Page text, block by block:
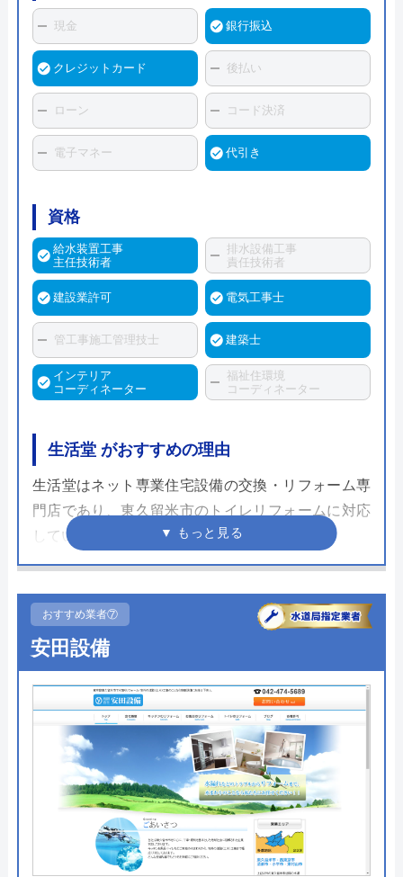
現金 銀行振込
クレジットカード 後払い
ローン コード決済
電子マネー 代引き
資格
給水装置工事
主任技術者
排水設備工事
責任技術者
建設業許可 電気工事士
管工事施工管理技士 建築士
インテリア
コーディネーター
福祉住環境
コーディネーター
生活堂 がおすすめの理由
生活堂はネット専業住宅設備の交換・リフォーム専
門店であり、東久留米市のトイレリフォームに対応
しています。
トイレのリフォームについては累計8万件以上の豊
大きな特徴として、「最安値保証」を行なってお
り、生活堂よりも安い他店見積もりがある場合は最
安値で販売をしてくれます。
そのため相見積もりを行なった際に他の業者の方が
安い場合は見積もりを取り、それを生活堂に提示す
ると良いでしょう。
サイト内ではTOTOやPanasonic、LIXIL等の国内主
要メーカーのトイレを取り揃えていますのでぜひサ
イトにアクセスしてみてください。
おすすめ業者⑦
安田設備